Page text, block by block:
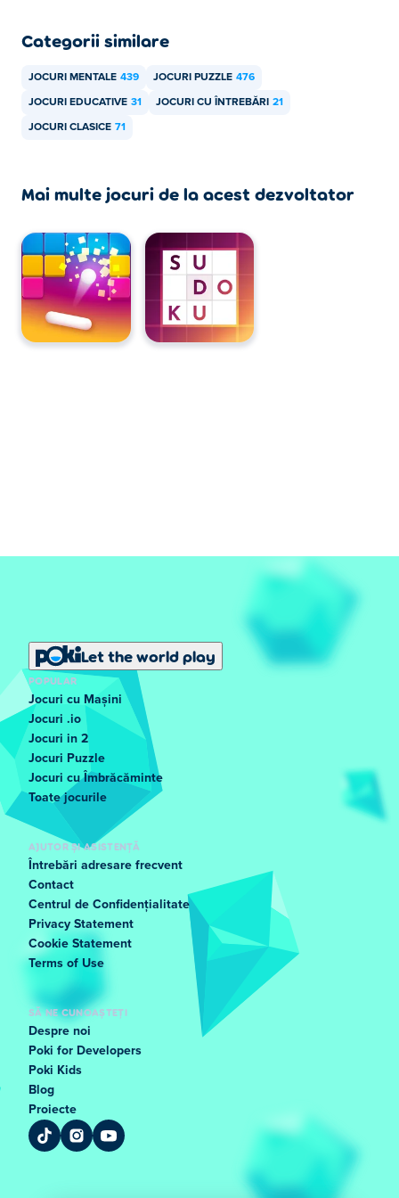
mobile, cum ar fi telefoane și tablete.
Categorii similare
JOCURI MENTALE 439 JOCURI PUZZLE 476
JOCURI EDUCATIVE 31 JOCURI CU ÎNTREBĂRI 21
JOCURI CLASICE 71
Mai multe jocuri de la acest dezvoltator
Let the world play
POPULAR
Jocuri cu Mașini
Jocuri .io
Jocuri in 2
Jocuri Puzzle
Jocuri cu Îmbrăcăminte
Toate jocurile
AJUTOR ȘI ASISTENȚĂ
Întrebări adresare frecvent
Contact
Centrul de Confidențialitate
Privacy Statement
Cookie Statement
Terms of Use
SĂ NE CUNOAȘTEȚI
Despre noi
Poki for Developers
Poki Kids
Blog
Proiecte